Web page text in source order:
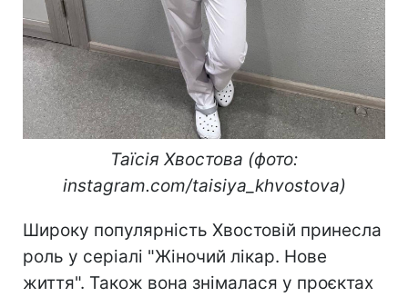
Таїсія Хвостова (фото:
instagram.com/taisiya_khvostova)
Широку популярність Хвостовій принесла
роль у серіалі "Жіночий лікар. Нове
життя". Також вона знімалася у проєктах